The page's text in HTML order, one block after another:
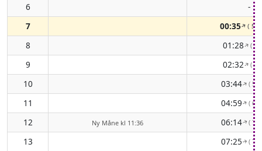
6
-
7
00:35↑(
8 01:28↑(
9 02:32↑(
10 03:44↑(
11 04:59↑(
12 Ny Måne kl 11:36 06:14↑(
13 07:25↑(